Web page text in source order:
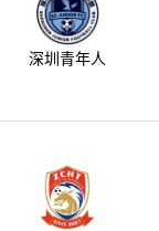
深圳青年人